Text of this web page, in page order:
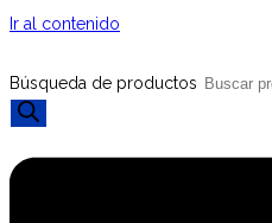
Ir al contenido
Búsqueda de productos